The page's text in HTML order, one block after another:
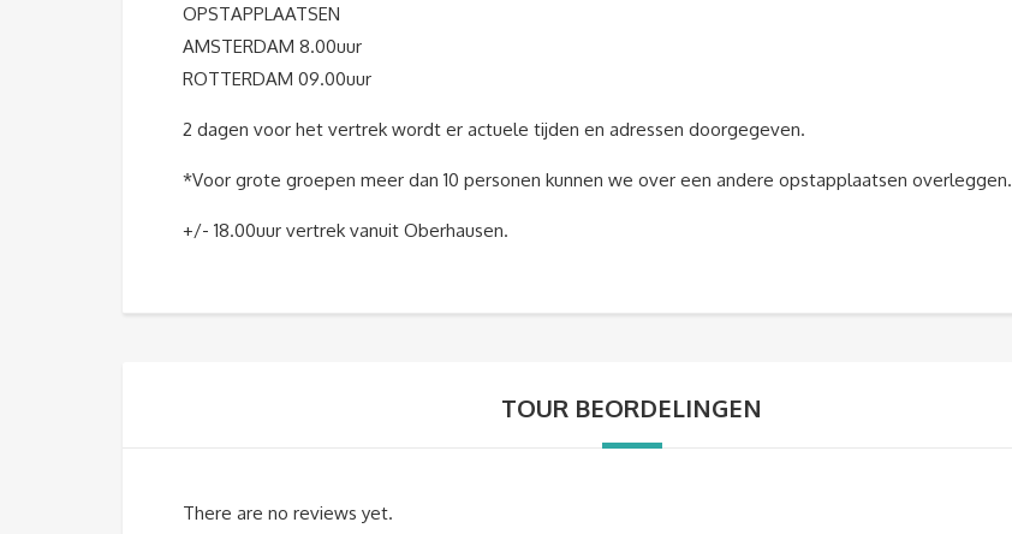
OPSTAPPLAATSEN
AMSTERDAM 8.00uur
ROTTERDAM 09.00uur
2 dagen voor het vertrek wordt er actuele tijden en adressen doorgegeven.
*Voor grote groepen meer dan 10 personen kunnen we over een andere opstapplaatsen overleggen.
+/- 18.00uur vertrek vanuit Oberhausen.
TOUR BEORDELINGEN
There are no reviews yet.